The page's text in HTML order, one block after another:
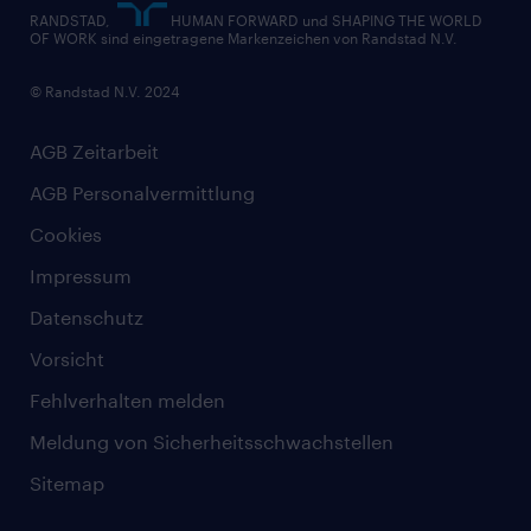
AGB Zeitarbeit
AGB Personalvermittlung
Cookies
Impressum
Datenschutz
Vorsicht
Fehlverhalten melden
Meldung von Sicherheitsschwachstellen
Sitemap
RANDSTAD,
HUMAN FORWARD und SHAPING THE WORLD
OF WORK sind eingetragene Markenzeichen von Randstad N.V.
© Randstad N.V. 2024